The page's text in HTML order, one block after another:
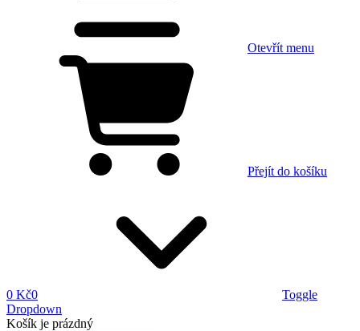
Otevřít menu
Přejít do košíku
0 Kč0
Toggle
Dropdown
Košík je prázdný